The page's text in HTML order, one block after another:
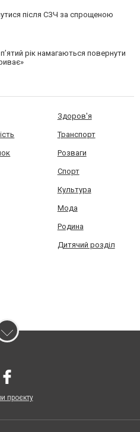
після СЗЧ за спрощеною
рік намагаються повернути
Здоров'я
Транспорт
Розваги
Спорт
Культура
Мода
Родина
Дитячий розділ
проєкту